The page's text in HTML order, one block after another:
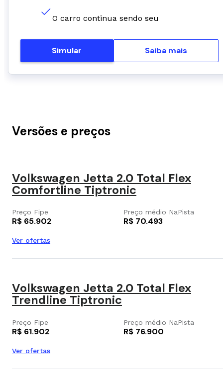
O carro continua sendo seu
Simular Saiba mais
Versões e preços
Volkswagen Jetta 2.0 Total Flex
Comfortline Tiptronic
Preço Fipe
R$ 65.902
Preço médio NaPista
R$ 70.493
Ver ofertas
Volkswagen Jetta 2.0 Total Flex
Trendline Tiptronic
Preço Fipe
R$ 61.902
Preço médio NaPista
R$ 76.900
Ver ofertas